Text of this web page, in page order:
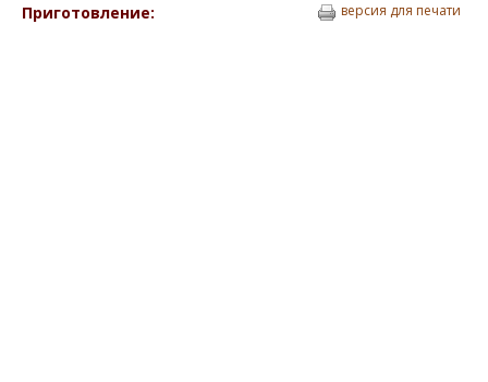
Приготовление: версия для печати